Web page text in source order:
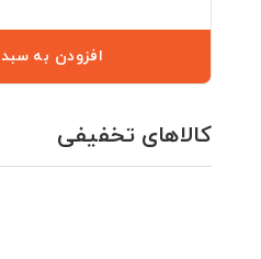
افزودن به سبد
کالاهای تخفیفی